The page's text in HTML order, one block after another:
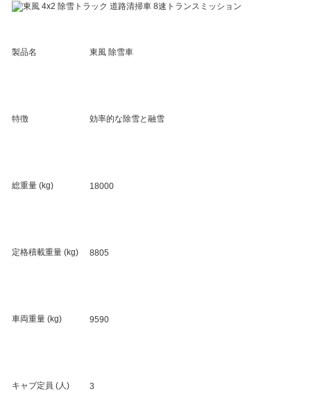
製品名 東風 除雪車
特徴 効率的な除雪と融雪
総重量 (kg) 18000
定格積載重量 (kg) 8805
車両重量 (kg) 9590
キャブ定員 (人) 3